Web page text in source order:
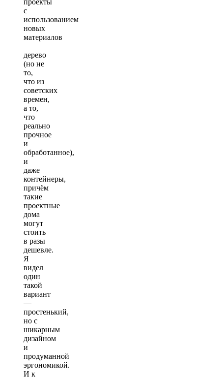
проекты
с
использованием
новых
материалов
—
дерево
(но не
то,
что из
советских
времен,
а то,
что
реально
прочное
и
обработанное),
и
даже
контейнеры,
причём
такие
проектные
дома
могут
стоить
в разы
дешевле.
Я
видел
один
такой
вариант
—
простенький,
но с
шикарным
дизайном
и
продуманной
эргономикой.
И к